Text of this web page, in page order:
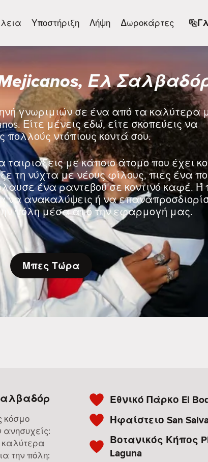
Υποστήριξη Λήψη Δωροκάρτες
Ελ
γνωριμιών σε ένα από τα καλύτερα
Είτε μένεις εδώ, είτε σκοπεύεις να
πολλούς ντόπιους κοντά σου.
ταιριάξεις με κάποιο άτομο που έχει
τη νύχτα με νέους φίλους, πιες ένα
ένα ραντεβού σε κοντινό καφέ. Ή
ανακαλύψεις ή να
πόλη μέσα από την εφαρμογή μας.
Μπες Τώρα
κόσμο
την πόλη:
Εθνικό Πάρκο El
Ηφαίστειο San
Βοτανικός Κήπος
Laguna